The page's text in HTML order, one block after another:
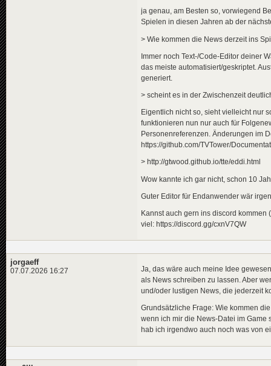
ja genau, am Besten so, vorwiegend
Spielen in diesen Jahren ab der
> Wie kommen die News derzeit ins
Immer noch Text-/Code-Editor deiner
das meiste automatisiert/geskriptet.
generiert.
> scheint es in der Zwischenzeit
Eigentlich nicht so, sieht vielleicht nur
funktionieren nun nur auch für
Personenreferenzen. Änderungen im
https://github.com/TVTower/
> http://gtwood.github.io/tte/eddi.html
Wow kannte ich gar nicht, schon 10
Guter Editor für Endanwender wär
Kannst auch gern ins discord
viel: https://discord.gg/cxnV7QW
jorgaeff
07.07.2026 16:27
Ja, das wäre auch meine Idee
als News schreiben zu lassen. Aber
und/oder lustigen News, die jederzeit
Grundsätzliche Frage: Wie kommen
wenn ich mir die News-Datei im
hab ich irgendwo auch noch was von